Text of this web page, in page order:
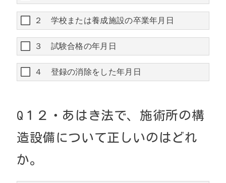
２ 学校または養成施設の卒業年月日
３ 試験合格の年月日
４ 登録の消除をした年月日
Q１２・あはき法で、施術所の構
造設備について正しいのはどれ
か。